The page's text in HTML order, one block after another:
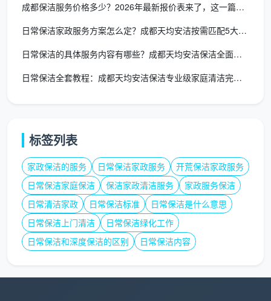
成都主城区（青羊/武侯/高新区）报价通常比郊区
（郫都/温江）略高；不同时段价格也可能不同。特别需
议提前两周以上预约以锁定合理价格。
很多消费者把日常保洁、深度保洁和
经常被误解的原因之一。三者是完全不同的服务类型，
计费逻辑也不同：
服
务
类
按小时
计费
（参
按面积计费
（参考）
适用场景
成都保洁服务价格多少？2026年最新报价表来了，这一篇看透所
日常保洁家政服务方案怎么定？成都天均安洁按需匹配5大场景更省
日常保洁的具体服务内容有哪些？成都天均安洁保洁全面解析
日常保洁全套教程：成都天均安洁保洁专业级家庭清洁完全指南
标签列表
家政保洁的服务 日常保洁家政服务
开荒保洁家政服务
日常保洁家庭保洁
保洁家政清洁服务
家政服务保洁
日常清洁家政
日常保洁标准
日常保洁是什么意思
日常保洁上门清洁
日常保洁绿化工作
日常保洁和深度保洁的区别
日常保洁内容